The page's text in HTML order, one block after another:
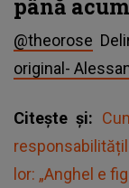
până acum
@theorose
original-
Citește și:
lor: „Anghel e